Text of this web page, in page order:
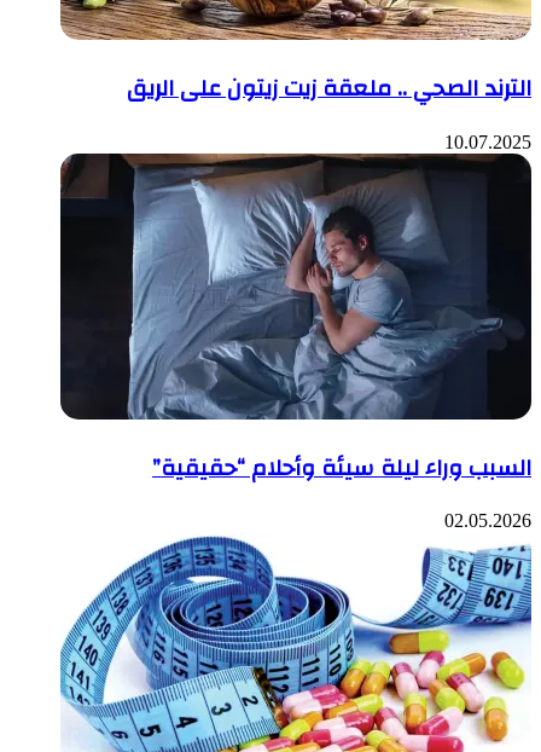
الترند الصحي .. ملعقة زيت زيتون على الريق
10.07.2025
السبب وراء ليلة سيئة وأحلام “حقيقية”
02.05.2026